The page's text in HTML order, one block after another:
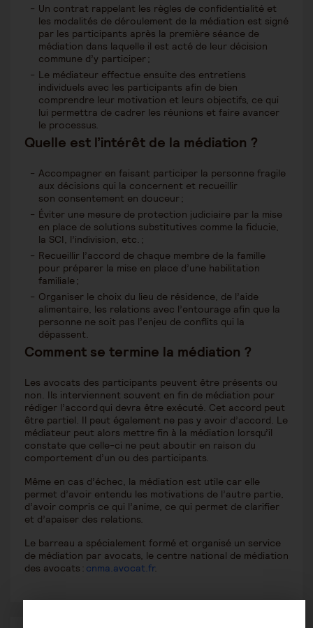
Un contrat rappelant les règles de confidentialité et
les modalités de déroulement de la médiation est signé
par les participants après la première séance de
médiation dans laquelle il est acté de leur décision
commune d’y participer ;
Le médiateur effectue ensuite des entretiens
individuels avec les participants afin de bien
comprendre leur motivation et leurs objectifs, ce qui
lui permettra de cadrer les réunions et faire avancer
le processus.
Quelle est l’intérêt de la médiation ?
Accompagner en faisant participer la personne fragile
aux décisions qui la concernent et recueillir
son consentement en douceur ;
Éviter une mesure de protection judiciaire par la mise
en place de solutions substitutives comme la fiducie,
la SCI, l’indivision, etc. ;
Recueillir l’accord de chaque membre de la famille
pour préparer la mise en place d’une habilitation
familiale ;
Organiser le choix du lieu de résidence, de l’aide
alimentaire, les relations avec l’entourage afin que la
personne ne soit pas l’enjeu de conflits qui la
dépassent.
Comment se termine la médiation ?
Les avocats des participants peuvent être présents ou
non. Ils interviennent souvent en fin de médiation pour
rédiger l’accord qui devra être exécuté. Cet accord peut
être partiel. Il peut également ne pas y avoir d’accord. Le
médiateur peut alors mettre fin à la médiation lorsqu’il
constate que celle-ci ne peut aboutir en raison du
comportement d’un ou des participants.
Même en cas d’échec, la médiation est utile car elle
permet d’avoir entendu les motivations de l’autre partie,
d’avoir compris ce qui l’anime, ce qui permet de clarifier
et d’apaiser des relations.
Le barreau a spécialement formé et organisé un service
de médiation par avocats, le centre national de médiation
des avocats : cnma.avocat.fr.